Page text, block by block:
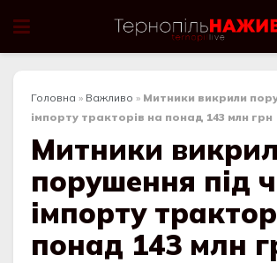
Головна » Важливо » Митники викрили
імпорту тракторів на понад 143 млн грн
Митники
порушення під
імпорту
понад 143 млн